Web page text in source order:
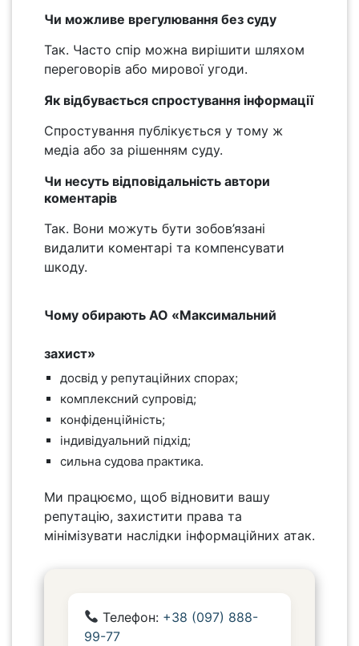
Чи можливе врегулювання без суду
Так. Часто спір можна вирішити шляхом
переговорів або мирової угоди.
Як відбувається спростування інформації
Спростування публікується у тому ж
медіа або за рішенням суду.
Чи несуть відповідальність автори
коментарів
Так. Вони можуть бути зобов’язані
видалити коментарі та компенсувати
шкоду.
Чому обирають АО «Максимальний
захист»
досвід у репутаційних спорах;
комплексний супровід;
конфіденційність;
індивідуальний підхід;
сильна судова практика.
Ми працюємо, щоб відновити вашу
репутацію, захистити права та
мінімізувати наслідки інформаційних атак.
Телефон: +38 (097) 888-
99-77